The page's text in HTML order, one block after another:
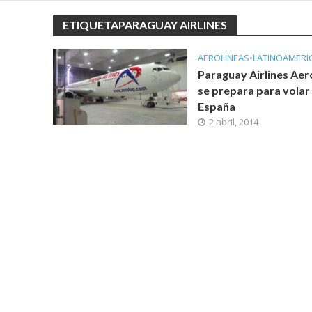
ETIQUETAPARAGUAY AIRLINES
AEROLINEAS•
Paraguay Airlines
se prepara para volar
España
2 abril, 2014